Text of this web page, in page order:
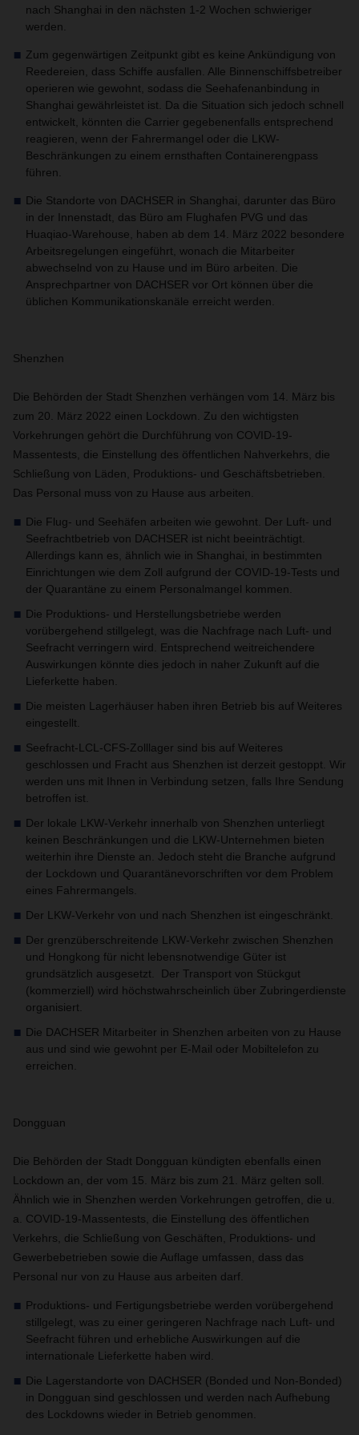
nach Shanghai in den nächsten 1-2 Wochen schwieriger
werden.
Zum gegenwärtigen Zeitpunkt gibt es keine Ankündigung von
Reedereien, dass Schiffe ausfallen. Alle Binnenschiffsbetreiber
operieren wie gewohnt, sodass die Seehafenanbindung in
Shanghai gewährleistet ist. Da die Situation sich jedoch schnell
entwickelt, könnten die Carrier gegebenenfalls entsprechend
reagieren, wenn der Fahrermangel oder die LKW-
Beschränkungen zu einem ernsthaften Containerengpass
führen.
Die Standorte von DACHSER in Shanghai, darunter das Büro
in der Innenstadt, das Büro am Flughafen PVG und das
Huaqiao-Warehouse, haben ab dem 14. März 2022 besondere
Arbeitsregelungen eingeführt, wonach die Mitarbeiter
abwechselnd von zu Hause und im Büro arbeiten. Die
Ansprechpartner von DACHSER vor Ort können über die
üblichen Kommunikationskanäle erreicht werden.
Shenzhen
Die Behörden der Stadt Shenzhen verhängen vom 14. März bis
zum 20. März 2022 einen Lockdown. Zu den wichtigsten
Vorkehrungen gehört die Durchführung von COVID-19-
Massentests, die Einstellung des öffentlichen Nahverkehrs, die
Schließung von Läden, Produktions- und Geschäftsbetrieben.
Das Personal muss von zu Hause aus arbeiten.
Die Flug- und Seehäfen arbeiten wie gewohnt. Der Luft- und
Seefrachtbetrieb von DACHSER ist nicht beeinträchtigt.
Allerdings kann es, ähnlich wie in Shanghai, in bestimmten
Einrichtungen wie dem Zoll aufgrund der COVID-19-Tests und
der Quarantäne zu einem Personalmangel kommen.
Die Produktions- und Herstellungsbetriebe werden
vorübergehend stillgelegt, was die Nachfrage nach Luft- und
Seefracht verringern wird. Entsprechend weitreichendere
Auswirkungen könnte dies jedoch in naher Zukunft auf die
Lieferkette haben.
Die meisten Lagerhäuser haben ihren Betrieb bis auf Weiteres
eingestellt.
Seefracht-LCL-CFS-Zolllager sind bis auf Weiteres
geschlossen und Fracht aus Shenzhen ist derzeit gestoppt. Wir
werden uns mit Ihnen in Verbindung setzen, falls Ihre Sendung
betroffen ist.
Der lokale LKW-Verkehr innerhalb von Shenzhen unterliegt
keinen Beschränkungen und die LKW-Unternehmen bieten
weiterhin ihre Dienste an. Jedoch steht die Branche aufgrund
der Lockdown und Quarantänevorschriften vor dem Problem
eines Fahrermangels.
Der LKW-Verkehr von und nach Shenzhen ist eingeschränkt.
Der grenzüberschreitende LKW-Verkehr zwischen Shenzhen
und Hongkong für nicht lebensnotwendige Güter ist
grundsätzlich ausgesetzt. Der Transport von Stückgut
(kommerziell) wird höchstwahrscheinlich über Zubringerdienste
organisiert.
Die DACHSER Mitarbeiter in Shenzhen arbeiten von zu Hause
aus und sind wie gewohnt per E-Mail oder Mobiltelefon zu
erreichen.
Dongguan
Die Behörden der Stadt Dongguan kündigten ebenfalls einen
Lockdown an, der vom 15. März bis zum 21. März gelten soll.
Ähnlich wie in Shenzhen werden Vorkehrungen getroffen, die u.
a. COVID-19-Massentests, die Einstellung des öffentlichen
Verkehrs, die Schließung von Geschäften, Produktions- und
Gewerbebetrieben sowie die Auflage umfassen, dass das
Personal nur von zu Hause aus arbeiten darf.
Produktions- und Fertigungsbetriebe werden vorübergehend
stillgelegt, was zu einer geringeren Nachfrage nach Luft- und
Seefracht führen und erhebliche Auswirkungen auf die
internationale Lieferkette haben wird.
Die Lagerstandorte von DACHSER (Bonded und Non-Bonded)
in Dongguan sind geschlossen und werden nach Aufhebung
des Lockdowns wieder in Betrieb genommen.